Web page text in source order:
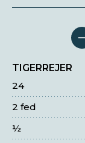
TIGERREJER
24
2 fed
½